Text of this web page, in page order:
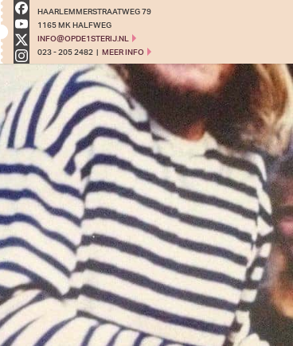
HAARLEMMERSTRAATWEG 79
1165 MK HALFWEG
INFO@OPDE1STERIJ.NL
023 - 205 2482| MEER INFO